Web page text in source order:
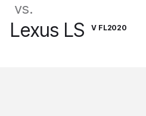
vs.
Lexus LS V FL2020